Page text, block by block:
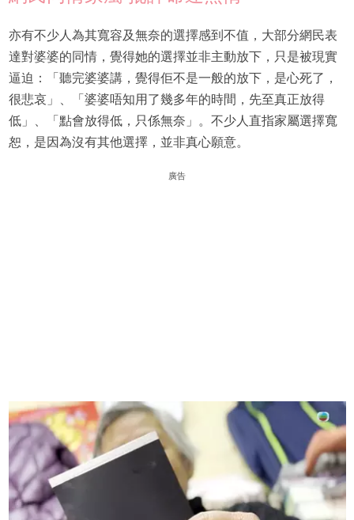
亦有不少人為其寬容及無奈的選擇感到不值，大部分網民表
達對婆婆的同情，覺得她的選擇並非主動放下，只是被現實
逼迫：「聽完婆婆講，覺得佢不是一般的放下，是心死了，
很悲哀」、「婆婆唔知用了幾多年的時間，先至真正放得
低」、「點會放得低，只係無奈」。不少人直指家屬選擇寬
恕，是因為沒有其他選擇，並非真心願意。
廣告